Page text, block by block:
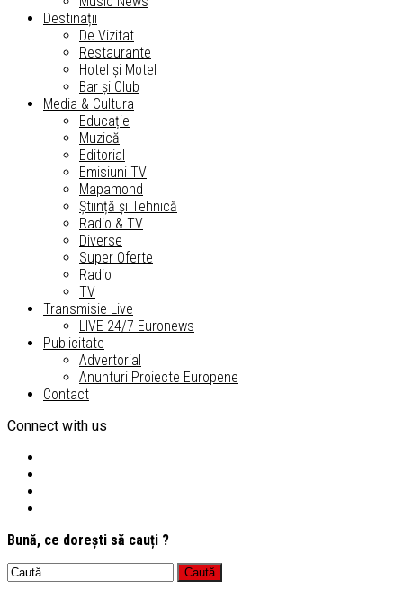
Destinații
De Vizitat
Restaurante
Hotel și Motel
Bar și Club
Media & Cultura
Educație
Muzică
Editorial
Emisiuni TV
Mapamond
Știință și Tehnică
Radio & TV
Diverse
Super Oferte
Radio
TV
Transmisie Live
LIVE 24/7 Euronews
Publicitate
Advertorial
Anunturi Proiecte Europene
Contact
Connect with us
Bună, ce dorești să cauți ?